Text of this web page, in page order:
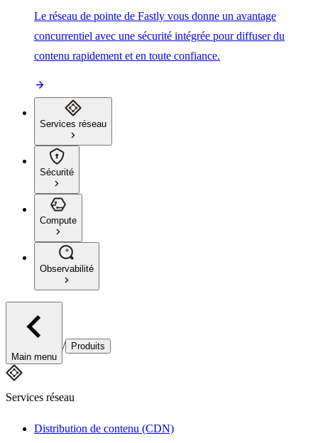
Le réseau de pointe de Fastly vous donne un avantage
concurrentiel avec une sécurité intégrée pour diffuser du
contenu rapidement et en toute confiance.
Services réseau
Sécurité
Compute
Observabilité
Main menu
/ Produits
Services réseau
Distribution de contenu (CDN)